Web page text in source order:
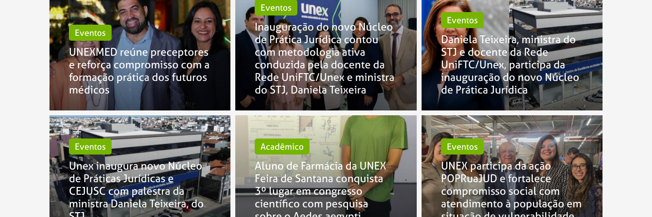
Eventos
UNEXMED reúne preceptores
e reforça compromisso com a
formação prática dos futuros
médicos
Eventos
Inauguração do novo Núcleo
de Prática Jurídica contou
com metodologia ativa
conduzida pela docente da
Rede UniFTC/Unex e ministra
do STJ, Daniela Teixeira
Eventos
Daniela Teixeira, ministra do
STJ e docente da Rede
UniFTC/Unex, participa da
inauguração do novo Núcleo
de Prática Jurídica
Eventos
Unex inaugura novo Núcleo
de Práticas Jurídicas e
CEJUSC com palestra da
ministra Daniela Teixeira, do
Acadêmico
Aluno de Farmácia da UNEX
Feira de Santana conquista
3º lugar em congresso
científico com pesquisa
Eventos
UNEX participa da ação
POPRuaJUD e fortalece
compromisso social com
atendimento à população em